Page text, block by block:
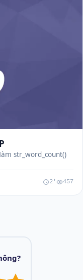
str_word_count()
2' 457